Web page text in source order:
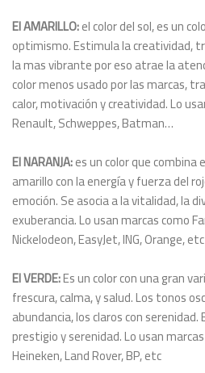
El AMARILLO:el color del sol, es un
optimismo. Estimula la creatividad,
la mas vibrante por eso atrae la
color menos usado por las marcas,
calor, motivación y creatividad. Lo
Renault, Schweppes, Batman…
El NARANJA:es un color que combina
amarillo con la energía y fuerza del
emoción. Se asocia a la vitalidad, la
exuberancia. Lo usan marcas como
Nickelodeon, EasyJet, ING, Orange, etc
El VERDE:Es un color con una gran
frescura, calma, y salud. Los tonos
abundancia, los claros con
prestigio y serenidad. Lo usan
Heineken, Land Rover, BP, etc